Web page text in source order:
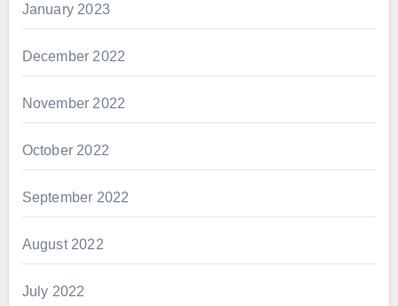
January 2023
December 2022
November 2022
October 2022
September 2022
August 2022
July 2022